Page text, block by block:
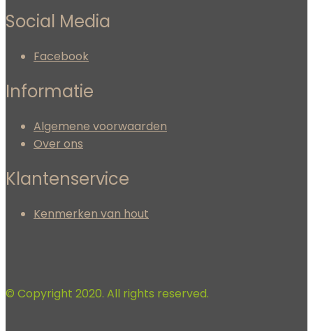
Social Media
Facebook
Informatie
Algemene voorwaarden
Over ons
Klantenservice
Kenmerken van hout
© Copyright 2020. All rights reserved.